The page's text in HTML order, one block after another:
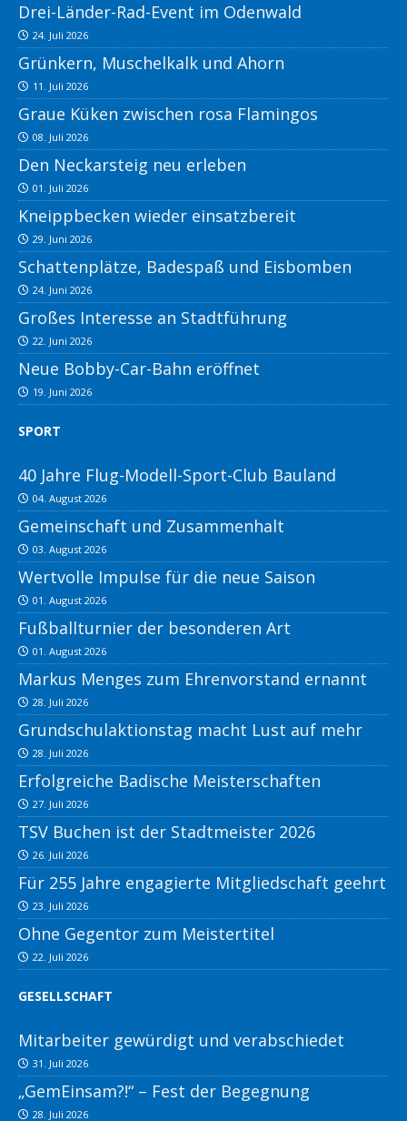
Drei-Länder-Rad-Event im Odenwald
24. Juli 2026
Grünkern, Muschelkalk und Ahorn
11. Juli 2026
Graue Küken zwischen rosa Flamingos
08. Juli 2026
Den Neckarsteig neu erleben
01. Juli 2026
Kneippbecken wieder einsatzbereit
29. Juni 2026
Schattenplätze, Badespaß und Eisbomben
24. Juni 2026
Großes Interesse an Stadtführung
22. Juni 2026
Neue Bobby-Car-Bahn eröffnet
19. Juni 2026
SPORT
40 Jahre Flug-Modell-Sport-Club Bauland
04. August 2026
Gemeinschaft und Zusammenhalt
03. August 2026
Wertvolle Impulse für die neue Saison
01. August 2026
Fußballturnier der besonderen Art
01. August 2026
Markus Menges zum Ehrenvorstand ernannt
28. Juli 2026
Grundschulaktionstag macht Lust auf mehr
28. Juli 2026
Erfolgreiche Badische Meisterschaften
27. Juli 2026
TSV Buchen ist der Stadtmeister 2026
26. Juli 2026
Für 255 Jahre engagierte Mitgliedschaft geehrt
23. Juli 2026
Ohne Gegentor zum Meistertitel
22. Juli 2026
GESELLSCHAFT
Mitarbeiter gewürdigt und verabschiedet
31. Juli 2026
„GemEinsam?!“ – Fest der Begegnung
28. Juli 2026